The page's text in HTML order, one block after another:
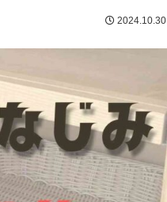
2024.10.30